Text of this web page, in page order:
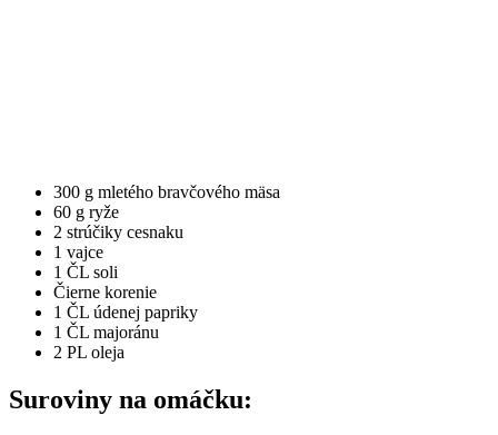
300 g mletého bravčového mäsa
60 g ryže
2 strúčiky cesnaku
1 vajce
1 ČL soli
Čierne korenie
1 ČL údenej papriky
1 ČL majoránu
2 PL oleja
Suroviny na omáčku: